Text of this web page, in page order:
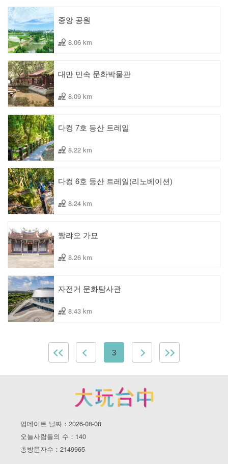
중앙 공원
8.06 km
대만 민속 문화박물관
8.09 km
다컹 7호 등산 트레일
8.22 km
다컹 6호 등산 트레일(리노베이션)
8.24 km
짱랴오 가묘
8.26 km
자전거 문화탐사관
8.43 km
3
업데이트 날짜：2026-08-08
오늘사람들의 수：140
총방문자수：2149965